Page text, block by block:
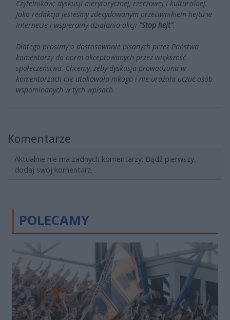
Czytelników; dyskusji merytorycznej, rzeczowej i kulturalnej.
Jako redakcja jesteśmy zdecydowanym przeciwnikiem hejtu w
Internecie i wspieramy działania akcji "Stop hejt".
Dlatego prosimy o dostosowanie pisanych przez Państwa
komentarzy do norm akceptowanych przez większość
społeczeństwa. Chcemy, żeby dyskusja prowadzona w
komentarzach nie atakowała nikogo i nie urażała uczuć osób
wspominanych w tych wpisach.
Komentarze
Aktualnie nie ma żadnych komentarzy. Bądź pierwszy,
dodaj swój komentarz.
POLECAMY